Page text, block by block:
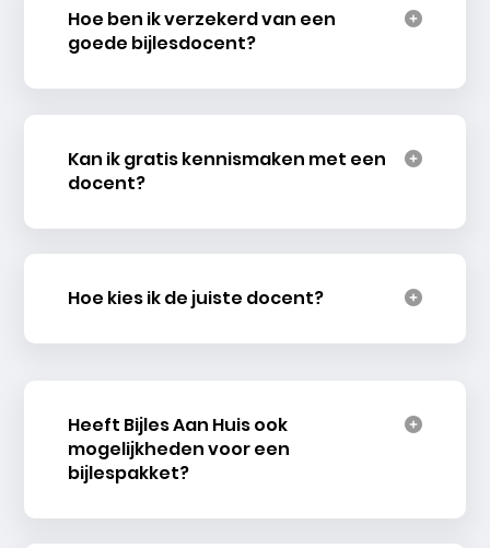
Hoe ben ik verzekerd van een
goede bijlesdocent?
Kan ik gratis kennismaken met een
docent?
Hoe kies ik de juiste docent?
Heeft Bijles Aan Huis ook
mogelijkheden voor een
bijlespakket?